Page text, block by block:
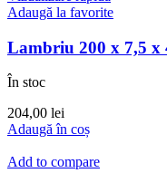
Adaugă la favorite
Lambriu 200 x 7,5 x
În stoc
204,00 lei
Adaugă în coș
Add to compare